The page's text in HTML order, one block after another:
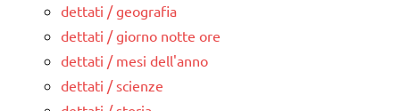
dettati / geografia
dettati / giorno notte ore
dettati / mesi dell'anno
dettati / scienze